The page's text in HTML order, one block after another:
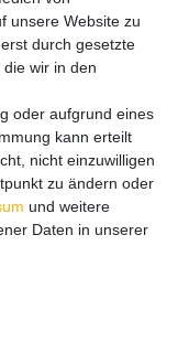
widerrufen
Versandkosten
vorbehalten.
unsere Website zu
durch gesetzte
wir in den
oder aufgrund eines
kann erteilt
nicht einzuwilligen
zu ändern oder
und weitere
Daten in unserer